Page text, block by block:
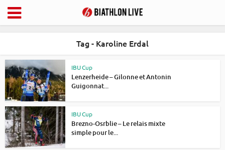
Tag - Karoline Erdal
IBU Cup
Lenzerheide – Gilonne et Antonin
Guigonnat...
IBU Cup
Brezno-Osrblie – Le relais mixte
simple pour le...